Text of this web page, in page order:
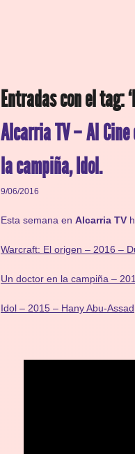
Entradas con el tag:
Alcarria TV – Al
la campiña, Idol.
9/06/2016
Esta semana en Alcarria TV
Warcraft: El origen – 2016 –
Un doctor en la campiña –
Idol – 2015 – Hany Abu-Assad